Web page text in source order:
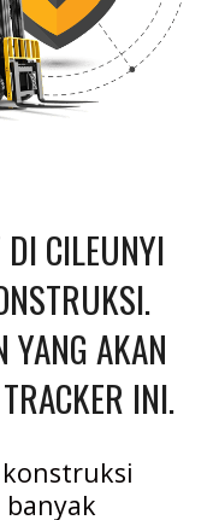
CILEUNYI
YANG AKAN
INI.